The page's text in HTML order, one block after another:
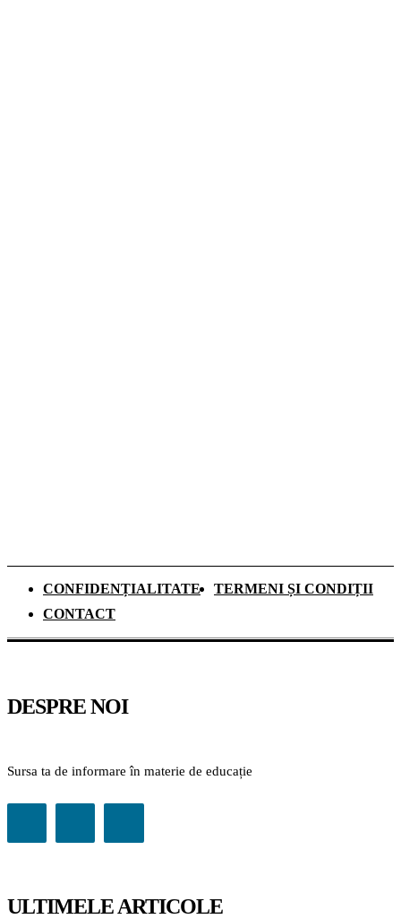
CONFIDENȚIALITATE
TERMENI ȘI CONDIȚII
CONTACT
DESPRE NOI
Sursa ta de informare în materie de educație
ULTIMELE ARTICOLE